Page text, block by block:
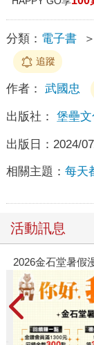
分類： 電子書 ＞
追蹤
作者： 武國忠
出版社： 堡壘
出版日： 2024/
相關主題： 每天
活動訊息
2026金石堂暑假